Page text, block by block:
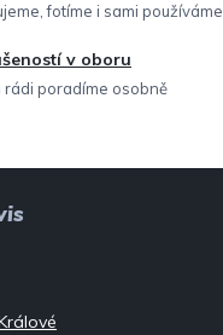
y
v
ý
fotíme i sami používáme
v oboru
rádi poradíme osobně